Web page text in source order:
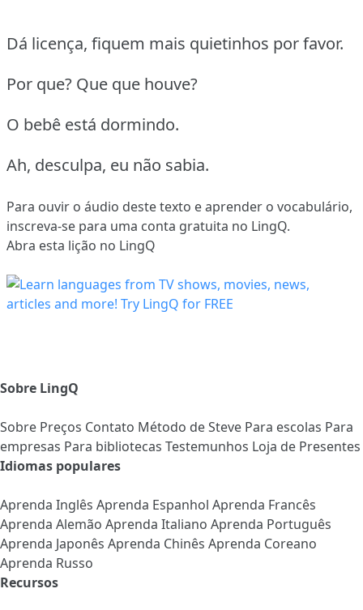
Dá licença, fiquem mais quietinhos por favor.
Por que? Que que houve?
O bebê está dormindo.
Ah, desculpa, eu não sabia.
Para ouvir o áudio deste texto e aprender o vocabulário,
inscreva-se para uma conta gratuita no LingQ.
Abra esta lição no LingQ
Sobre LingQ
Sobre Preços Contato Método de Steve Para escolas Para
empresas Para bibliotecas Testemunhos Loja de Presentes
Idiomas populares
Aprenda Inglês Aprenda Espanhol Aprenda Francês
Aprenda Alemão Aprenda Italiano Aprenda Português
Aprenda Japonês Aprenda Chinês Aprenda Coreano
Aprenda Russo
Recursos